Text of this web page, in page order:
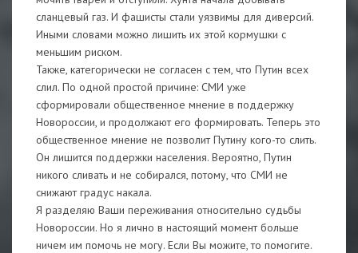
сланцевый газ. И фашисты стали уязвимы для диверсий.
Иными словами можно лишить их этой кормушки с
меньшим риском.
Также, категорически не согласен с тем, что Путин всех
слил. По одной простой причине: СМИ уже
сформировали общественное мнение в поддержку
Новороссии, и продолжают его формировать. Теперь это
общественное мнение не позволит Путину кого-то слить.
Он лишится поддержки населения. Вероятно, Путин
никого сливать и не собирался, потому, что СМИ не
снижают градус накала.
Я разделяю Ваши переживания относительно судьбы
Новороссии. Но я лично в настоящий момент больше
ничем им помочь не могу. Если Вы можите, то помогите.